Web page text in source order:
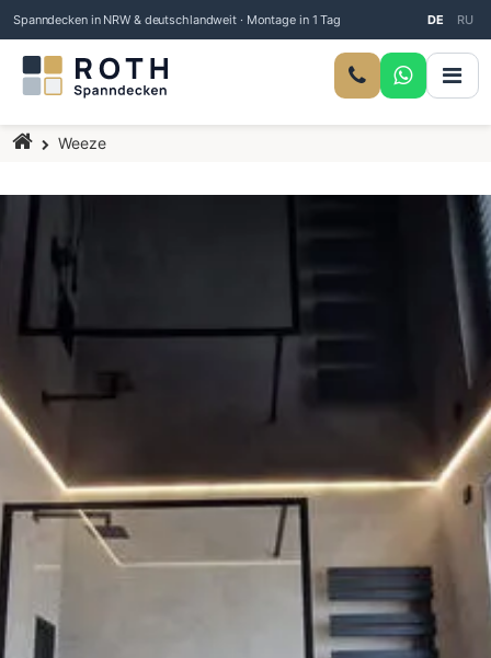
Spanndecken in NRW & deutschlandweit · Montage in 1 Tag DE RU
Startseite
Weeze